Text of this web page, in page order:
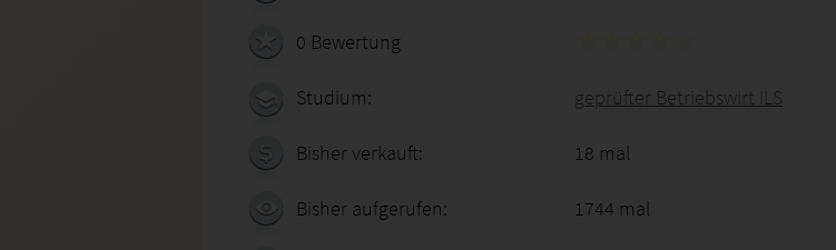
0 Bewertung
Studium: geprüfter Betriebswirt ILS
Bisher verkauft: 18 mal
Bisher aufgerufen: 1744 mal